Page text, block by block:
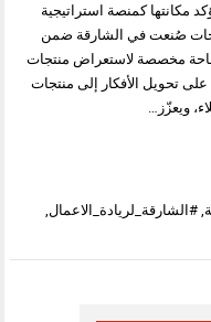
مكانتها كمنصة استراتيجية
صُنعت في الشارقة ضمن
مخصصة لاستعراض منتجات
تحويل الأفكار إلى منتجات
ويعزّز…
,#الشارقة_لريادة_الاعمال,